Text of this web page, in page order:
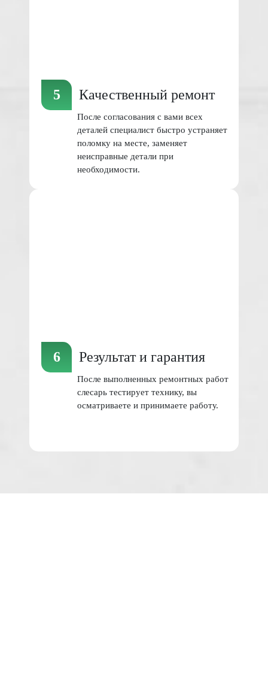
Качественный ремонт
После согласования с вами всех
деталей специалист быстро устраняет
поломку на месте, заменяет
неисправные детали при
необходимости.
Результат и гарантия
После выполненных ремонтных работ
слесарь тестирует технику, вы
осматриваете и принимаете работу.